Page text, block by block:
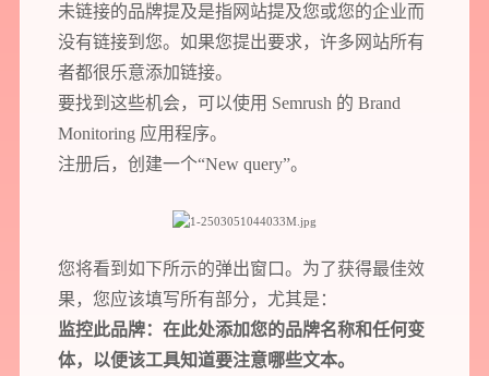
未链接的品牌提及是指网站提及您或您的企业而
没有链接到您。如果您提出要求，许多网站所有
者都很乐意添加链接。
要找到这些机会，可以使用 Semrush 的 Brand
Monitoring 应用程序。
注册后，创建一个“New query”。
您将看到如下所示的弹出窗口。为了获得最佳效
果，您应该填写所有部分，尤其是：
监控此品牌：在此处添加您的品牌名称和任何变
体，以便该工具知道要注意哪些文本。